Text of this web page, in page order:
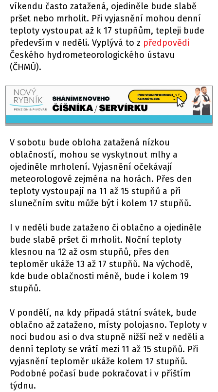
víkendu často zatažená, ojediněle bude slabě
pršet nebo mrholit. Při vyjasnění mohou denní
teploty vystoupat až k 17 stupňům, tepleji bude
především v neděli. Vyplývá to z předpovědi
Českého hydrometeorologického ústavu
(ČHMÚ).
V sobotu bude obloha zatažená nízkou
oblačností, mohou se vyskytnout mlhy a
ojediněle mrholení. Vyjasnění očekávají
meteorologové zejména na horách. Přes den
teploty vystoupají na 11 až 15 stupňů a při
slunečním svitu může být i kolem 17 stupňů.
I v neděli bude zataženo či oblačno a ojediněle
bude slabě pršet či mrholit. Noční teploty
klesnou na 12 až osm stupňů, přes den
teploměr ukáže 13 až 17 stupňů. Na východě,
kde bude oblačnosti méně, bude i kolem 19
stupňů.
V pondělí, na kdy připadá státní svátek, bude
oblačno až zataženo, místy polojasno. Teploty v
noci budou asi o dva stupně nižší než v neděli a
denní teploty se vrátí mezi 11 až 15 stupňů. Při
vyjasnění teploměr ukáže kolem 17 stupňů.
Podobné počasí bude pokračovat i v příštím
týdnu.